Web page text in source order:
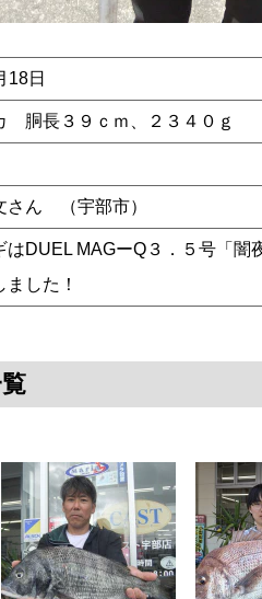
18日
胴長３９ｃｍ、２３４０ｇ
さん （宇部市）
はDUEL MAGーQ３．５号「
した！